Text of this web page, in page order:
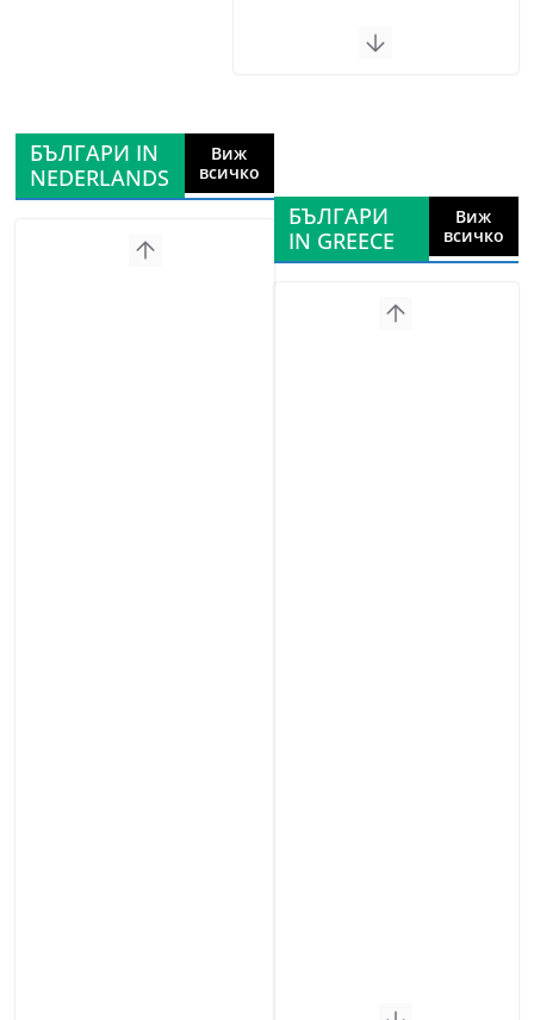
БЪЛГАРИ IN
NEDERLANDS
Виж
всичко
БЪЛГАРИ
IN GREECE
Виж
всичко